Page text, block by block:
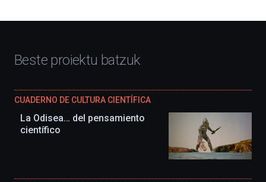
Beste proiektu batzuk
CUADERNO DE CULTURA CIENTÍFICA
La Odisea… del pensamiento
científico